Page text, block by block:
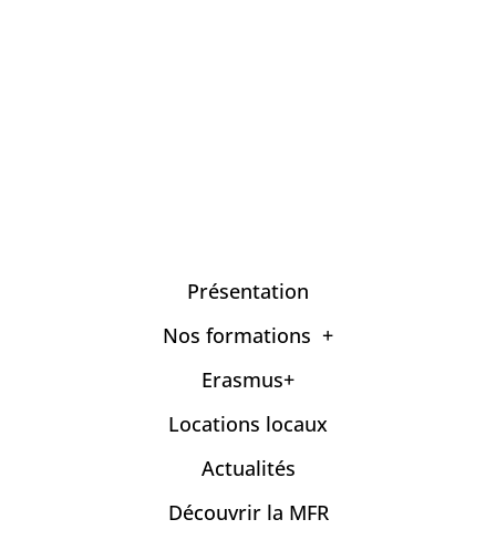
Présentation
Nos formations
Erasmus+
Locations locaux
Actualités
Découvrir la MFR